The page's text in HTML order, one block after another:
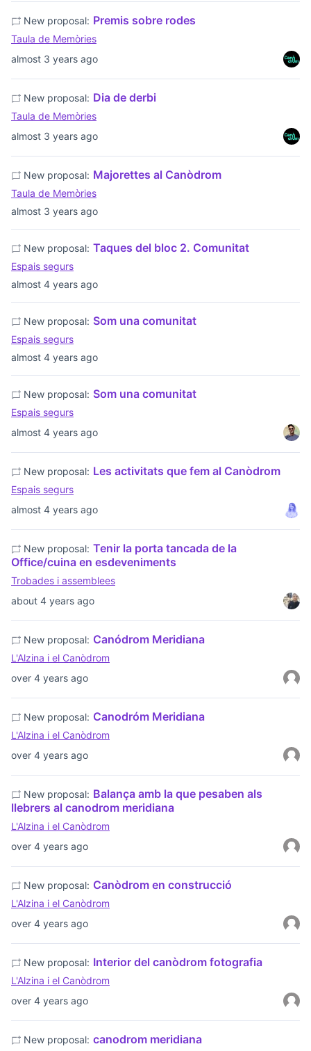
almost 3 years ago
New proposal: Premis sobre rodes
Taula de Memòries
almost 3 years ago
New proposal: Dia de derbi
Taula de Memòries
almost 3 years ago
New proposal: Majorettes al Canòdrom
Taula de Memòries
almost 4 years ago
New proposal: Taques del bloc 2. Comunitat
Espais segurs
almost 4 years ago
New proposal: Som una comunitat
Espais segurs
almost 4 years ago
New proposal: Som una comunitat
Espais segurs
almost 4 years ago
New proposal: Les activitats que fem al Canòdrom
Espais segurs
about 4 years ago
New proposal: Tenir la porta tancada de la
Office/cuina en esdeveniments
Trobades i assemblees
over 4 years ago
New proposal: Canódrom Meridiana
L'Alzina i el Canòdrom
over 4 years ago
New proposal: Canodróm Meridiana
L'Alzina i el Canòdrom
over 4 years ago
New proposal: Balança amb la que pesaben als
llebrers al canodrom meridiana
L'Alzina i el Canòdrom
over 4 years ago
New proposal: Canòdrom en construcció
L'Alzina i el Canòdrom
over 4 years ago
New proposal: Interior del canòdrom fotografia
L'Alzina i el Canòdrom
New proposal: canodrom meridiana